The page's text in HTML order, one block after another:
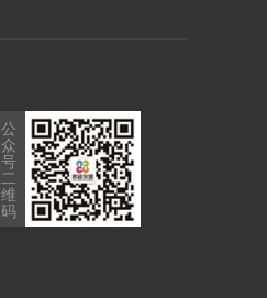
公
众
号
二
维
码